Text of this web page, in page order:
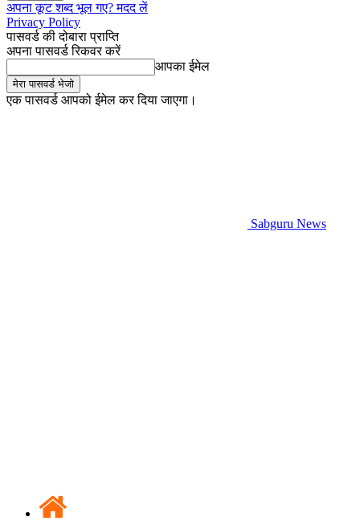
अपना कूट शब्द भूल गए? मदद लें
Privacy Policy
पासवर्ड की दोबारा प्राप्ति
अपना पासवर्ड रिकवर करें
आपका ईमेल
एक पासवर्ड आपको ईमेल कर दिया जाएगा।
Sabguru News